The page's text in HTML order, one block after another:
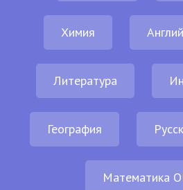
Химия
Литература
География
Математика